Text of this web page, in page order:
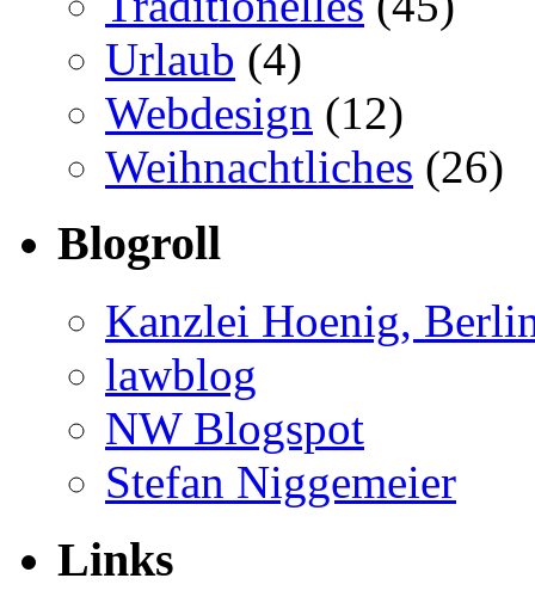
Urlaub (4)
Webdesign (12)
Weihnachtliches (26)
Blogroll
Kanzlei Hoenig,
lawblog
NW Blogspot
Stefan Niggemeier
Links